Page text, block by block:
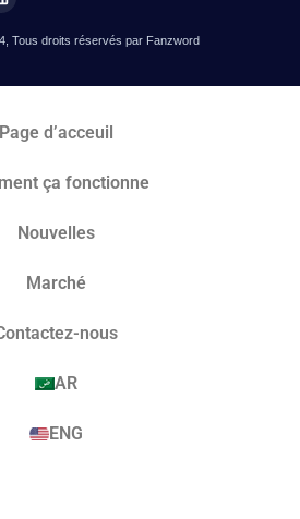
Tous droits réservés par Fanzword
Page d’acceuil
ça fonctionne
Nouvelles
Marché​
nous
AR
ENG